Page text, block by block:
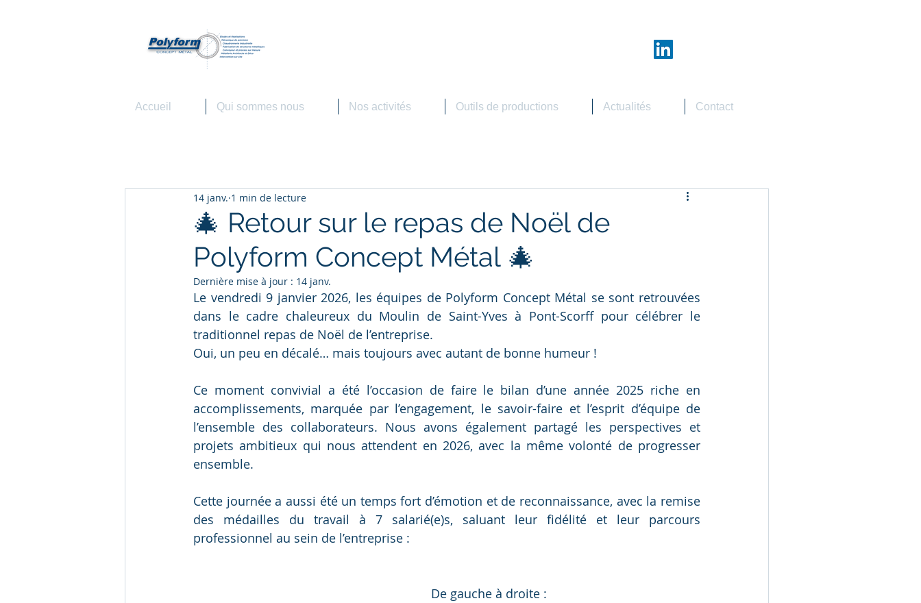
Accueil Qui sommes nous Nos activités Outils de productions Actualités Contact
🎄 Retour sur le repas de Noël de
Polyform Concept Métal 🎄
14 janv. 1 min de lecture
Dernière mise à jour : 14 janv.
Le vendredi 9 janvier 2026, les équipes de Polyform Concept Métal se sont retrouvées
dans le cadre chaleureux du Moulin de Saint-Yves à Pont-Scorff pour célébrer le
traditionnel repas de Noël de l’entreprise.
Oui, un peu en décalé… mais toujours avec autant de bonne humeur !
Ce moment convivial a été l’occasion de faire le bilan d’une année 2025 riche en
accomplissements, marquée par l’engagement, le savoir-faire et l’esprit d’équipe de
l’ensemble des collaborateurs. Nous avons également partagé les perspectives et
projets ambitieux qui nous attendent en 2026, avec la même volonté de progresser
ensemble.
Cette journée a aussi été un temps fort d’émotion et de reconnaissance, avec la remise
des médailles du travail à 7 salarié(e)s, saluant leur fidélité et leur parcours
professionnel au sein de l’entreprise :
De gauche à droite :